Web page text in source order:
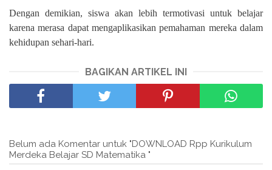
Dengan demikian, siswa akan lebih termotivasi untuk belajar
karena merasa dapat mengaplikasikan pemahaman mereka dalam
kehidupan sehari-hari.
BAGIKAN ARTIKEL INI
Belum ada Komentar untuk "DOWNLOAD Rpp Kurikulum
Merdeka Belajar SD Matematika "